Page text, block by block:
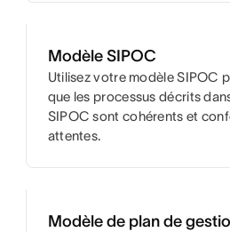
Modèle SIPOC
Utilisez votre modèle SIPOC
que les processus décrits
SIPOC sont cohérents et
attentes.
Modèle de plan de